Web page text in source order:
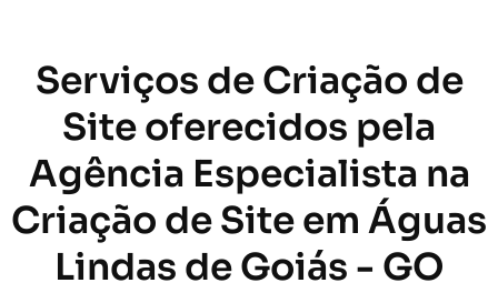
Serviços de Criação de
Site oferecidos pela
Agência Especialista na
Criação de Site em Águas
Lindas de Goiás - GO